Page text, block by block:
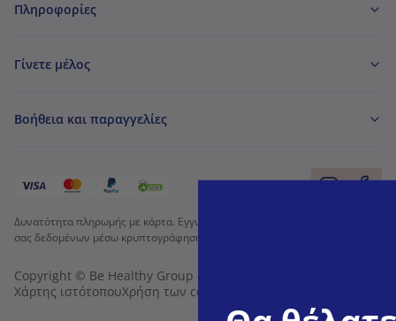
Πληροφορίες
Γίνετε μέλος
Βοήθεια και παραγγελίες
Δυνατότητα πληρωμής με κάρτα. Εγγυημένη προστασία των προσωπικών
σας δεδομένων μέσω κρυπτογράφησης SSL.
Copyright © Be Healthy Group d.o.o. 2012 - 2026
Χάρτης ιστότοπουΧρήση των cookies